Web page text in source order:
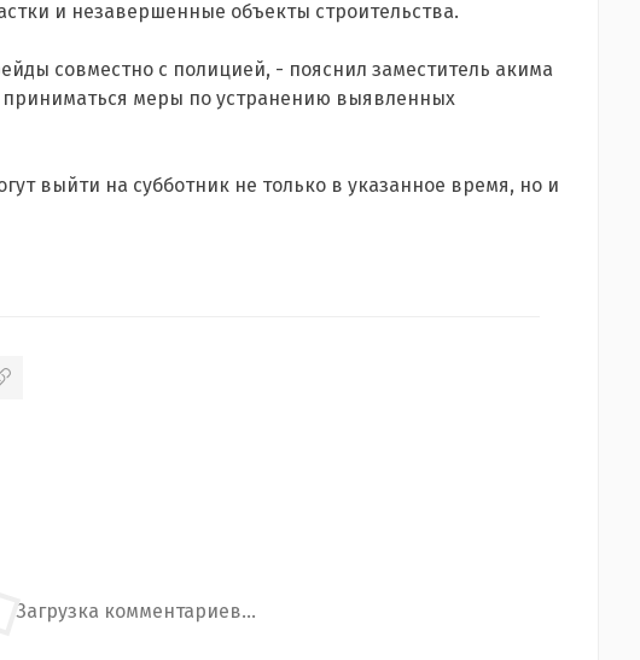
и незавершенные объекты строительства.
совместно с полицией, - пояснил заместитель акима
приниматься меры по устранению выявленных
выйти на субботник не только в указанное время, но и
Загрузка комментариев...